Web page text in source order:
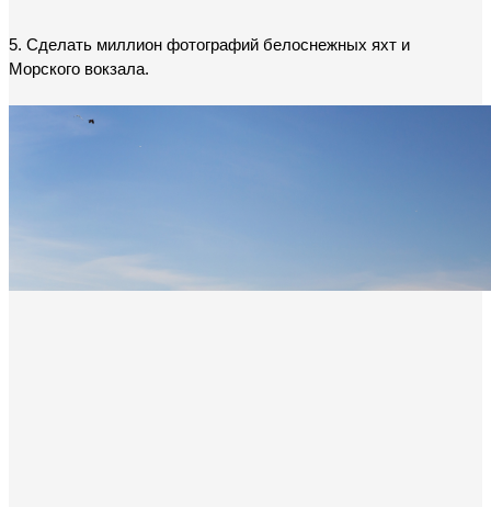
5. Сделать миллион фотографий белоснежных яхт и
Морского вокзала.